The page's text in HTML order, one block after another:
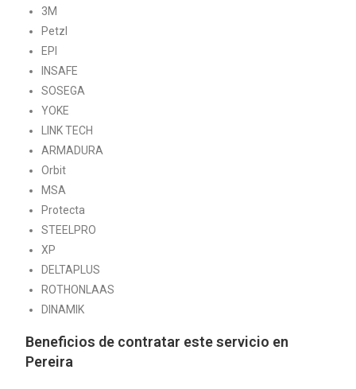
3M
Petzl
EPI
INSAFE
SOSEGA
YOKE
LINK TECH
ARMADURA
Orbit
MSA
Protecta
STEELPRO
XP
DELTAPLUS
ROTHONLAAS
DINAMIK
Beneficios de contratar este servicio en
Pereira